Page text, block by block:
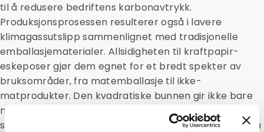
til å redusere bedriftens karbonavtrykk.
Produksjonsprosessen resulterer også i lavere
klimagassutslipp sammenlignet med tradisjonelle
emballasjematerialer. Allsidigheten til kraftpapir-
eskeposer gjør dem egnet for et bredt spekter av
bruksområder, fra matemballasje til ikke-
matprodukter. Den kvadratiske bunnen gir ikke bare
mer volum, men muliggjør også effektiv lagring, noe
som gjør dem til et funksjonelt og holdbart valg for din